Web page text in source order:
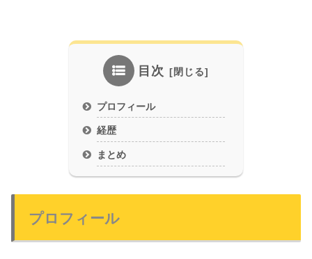
目次
プロフィール
経歴
まとめ
プロフィール